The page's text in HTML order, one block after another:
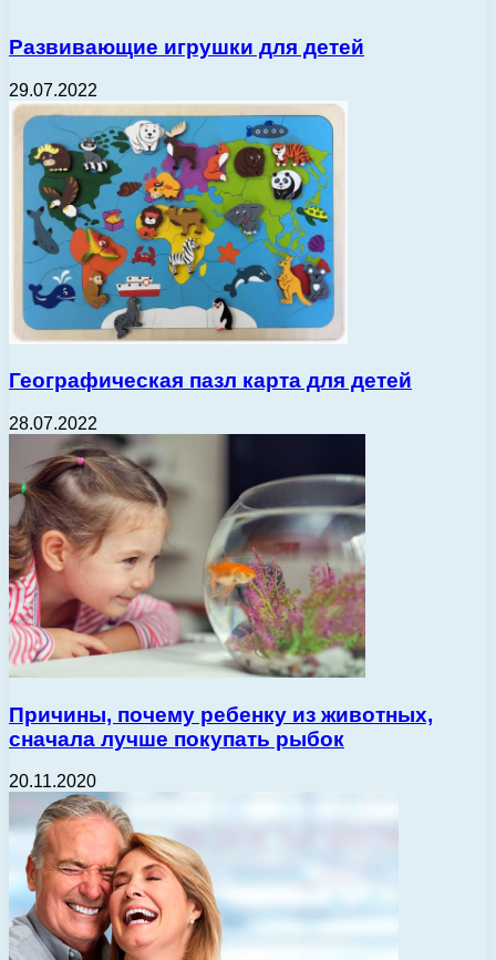
Развивающие игрушки для детей
29.07.2022
Географическая пазл карта для детей
28.07.2022
Причины, почему ребенку из животных,
сначала лучше покупать рыбок
20.11.2020